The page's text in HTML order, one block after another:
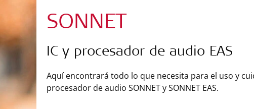
SONNET
IC y procesador de audio EAS
Aquí encontrará todo lo que necesita para el uso y
procesador de audio SONNET y SONNET EAS.